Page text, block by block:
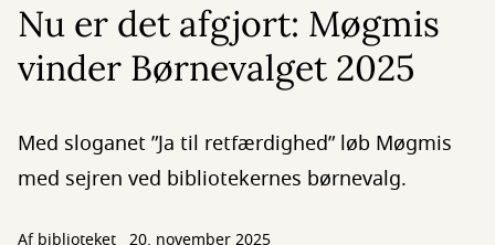
Nu er det afgjort: Møgmis
vinder Børnevalget 2025
Med sloganet ”Ja til retfærdighed” løb Møgmis
med sejren ved bibliotekernes børnevalg.
Af biblioteket 20. november 2025